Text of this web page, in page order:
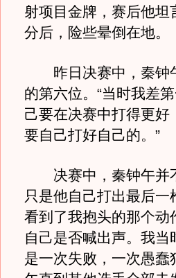
射项目金牌，赛后他
分后，险些晕倒在地。
昨日决赛中，秦钟
的第六位。“当时我差
己要在决赛中打得更
要自己打好自己的。”
决赛中，秦钟午并
只是他自己打出最后一
看到了我抱头的那个动
自己是否喊出声。我
是一次失败，一次愚蠢